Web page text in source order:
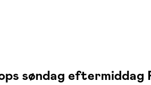
søndag